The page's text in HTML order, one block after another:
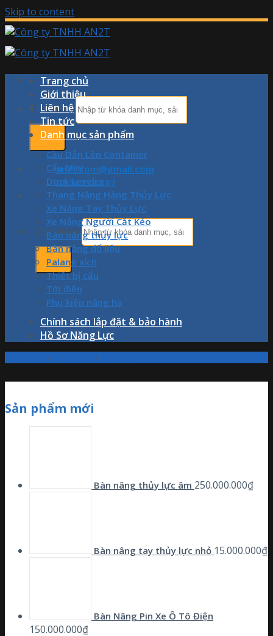
Skip to content
Tìm kiếm:
an2t.com@gmail.com
0876.978.887
Tìm kiếm:
Trang chủ
Giới thiệu
Liên hệ
Tin tức
Danh mục sản phẩm
Cầu Dẫn Lên Container
Cẩu Mini
Dock Leveler
Thang Nâng Hàng Thủy Lực
Xe Nâng Tay Thủy Lực
Xe Nâng Người Cắt Kéo
Bàn nâng thủy lực
Bàn nâng đổ liệu
Palang xích
Thiết bị cẩu
Tời điện
Phụ kiện nâng hạ
Chính sách lắp đặt & bảo hành
Hồ Sơ Năng Lực
/ /
Sản phẩm mới
Bàn nâng thủy lực âm 250.000.000₫
Bàn nâng tay thủy lực nhỏ 15.000.000₫
Bàn Nâng Pin Xe Ô Tô Điện
150.000.000₫